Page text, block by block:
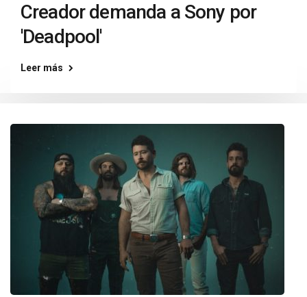
Creador demanda a Sony por
'Deadpool'
Leer más